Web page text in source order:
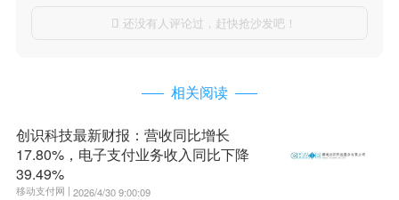
 还没有人评论过，赶快抢沙发吧！
相关阅读
创识科技最新财报：营收同比增长
17.80%，电子支付业务收入同比下降
39.49%
移动支付网 | 2026/4/30 9:00:09